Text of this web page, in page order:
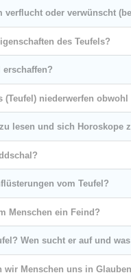
verflucht oder verwünscht
des Teufels?
erschaffen?
(Teufel) niederwerfen
lesen und sich
vom Teufel?
Menschen ein Feind?
Wen sucht er auf und
wir Menschen uns in